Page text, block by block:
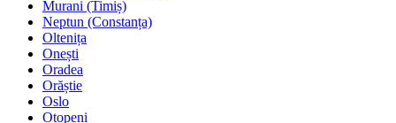
Murani (Timiș)
Neptun (Constanța)
Oltenița
Onești
Oradea
Orăștie
Oslo
Otopeni